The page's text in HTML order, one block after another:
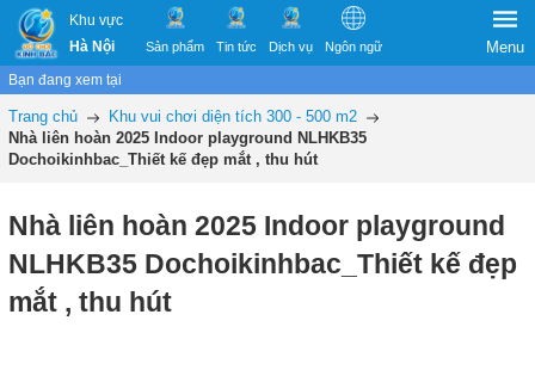
Khu vực
Hà Nội
Sản phẩm Tin tức Dịch vụ Ngôn ngữ Menu
Bạn đang xem tại
Trang chủ
Khu vui chơi diện tích 300 - 500 m2
Nhà liên hoàn 2025 Indoor playground NLHKB35
Dochoikinhbac_Thiết kế đẹp mắt , thu hút
Nhà liên hoàn 2025 Indoor playground
NLHKB35 Dochoikinhbac_Thiết kế đẹp
mắt , thu hút